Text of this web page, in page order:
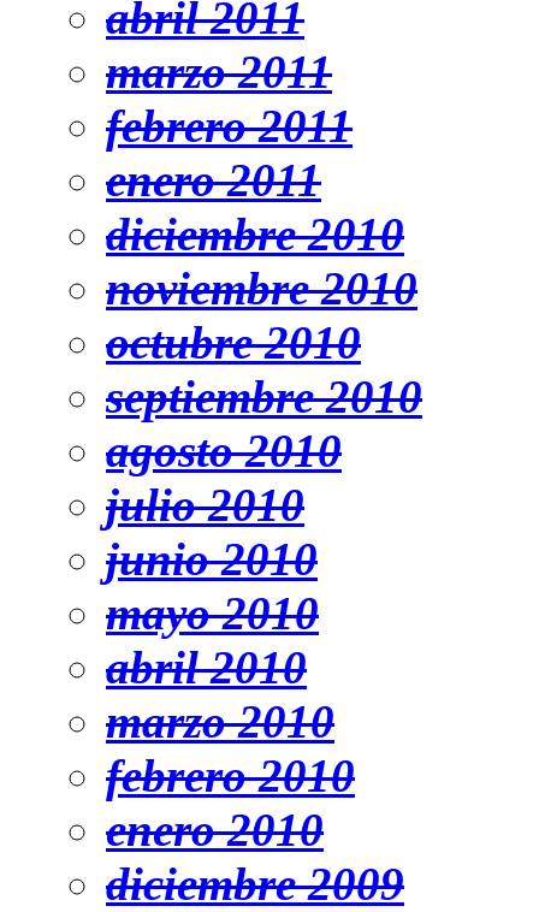
abril 2011
marzo 2011
febrero 2011
enero 2011
diciembre 2010
noviembre 2010
octubre 2010
septiembre 2010
agosto 2010
julio 2010
junio 2010
mayo 2010
abril 2010
marzo 2010
febrero 2010
enero 2010
diciembre 2009